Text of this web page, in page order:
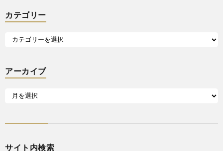
カテゴリー
アーカイブ
サイト内検索